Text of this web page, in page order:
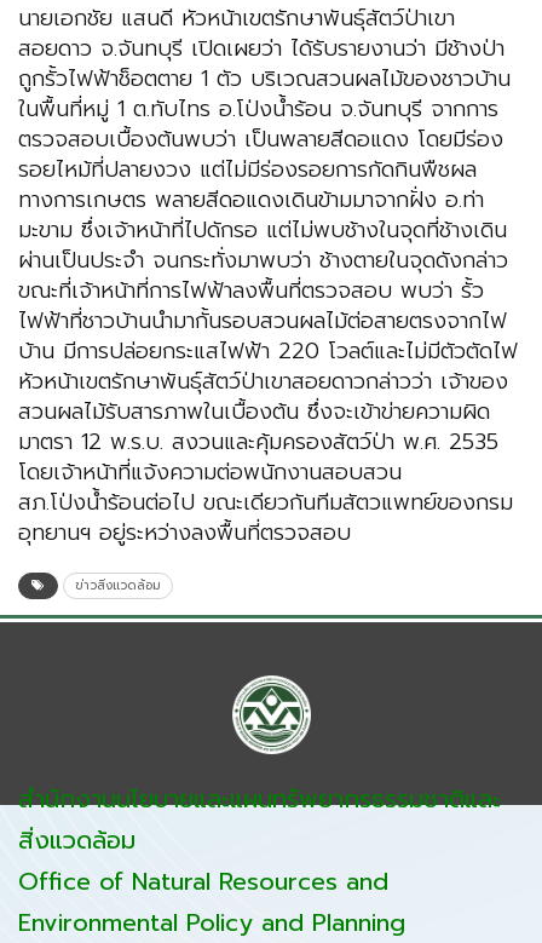
นายเอกชัย แสนดี หัวหน้าเขตรักษาพันธุ์สัตว์ป่าเขา
สอยดาว จ.จันทบุรี เปิดเผยว่า ได้รับรายงานว่า มีช้างป่า
ถูกรั้วไฟฟ้าช็อตตาย 1 ตัว บริเวณสวนผลไม้ของชาวบ้าน
ในพื้นที่หมู่ 1 ต.ทับไทร อ.โป่งน้ำร้อน จ.จันทบุรี จากการ
ตรวจสอบเบื้องต้นพบว่า เป็นพลายสีดอแดง โดยมีร่อง
รอยไหม้ที่ปลายงวง แต่ไม่มีร่องรอยการกัดกินพืชผล
ทางการเกษตร พลายสีดอแดงเดินข้ามมาจากฝั่ง อ.ท่า
มะขาม ซึ่งเจ้าหน้าที่ไปดักรอ แต่ไม่พบช้างในจุดที่ช้างเดิน
ผ่านเป็นประจำ จนกระทั่งมาพบว่า ช้างตายในจุดดังกล่าว
ขณะที่เจ้าหน้าที่การไฟฟ้าลงพื้นที่ตรวจสอบ พบว่า รั้ว
ไฟฟ้าที่ชาวบ้านนำมากั้นรอบสวนผลไม้ต่อสายตรงจากไฟ
บ้าน มีการปล่อยกระแสไฟฟ้า 220 โวลต์และไม่มีตัวตัดไฟ
หัวหน้าเขตรักษาพันธุ์สัตว์ป่าเขาสอยดาวกล่าวว่า เจ้าของ
สวนผลไม้รับสารภาพในเบื้องต้น ซึ่งจะเข้าข่ายความผิด
มาตรา 12 พ.ร.บ. สงวนและคุ้มครองสัตว์ป่า พ.ศ. 2535
โดยเจ้าหน้าที่แจ้งความต่อพนักงานสอบสวน
สภ.โป่งน้ำร้อนต่อไป ขณะเดียวกันทีมสัตวแพทย์ของกรม
อุทยานฯ อยู่ระหว่างลงพื้นที่ตรวจสอบ
ข่าวสิ่งแวดล้อม
สำนักงานนโยบายและแผนทรัพยากรธรรมชาติและ
สิ่งแวดล้อม
Office of Natural Resources and
Environmental Policy and Planning